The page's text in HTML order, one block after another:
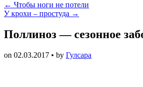
← Чтобы ноги не потели
У крохи – простуда →
Поллиноз — сезонное
on 02.03.2017 • by Гулсара